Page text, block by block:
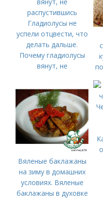
Гладиолусы не
успели отцвести, что
делать дальше.
Почему гладиолусы
вянут, не
Вяленые баклажаны
на зиму в домашних
условиях. Вяленые
баклажаны в духовке